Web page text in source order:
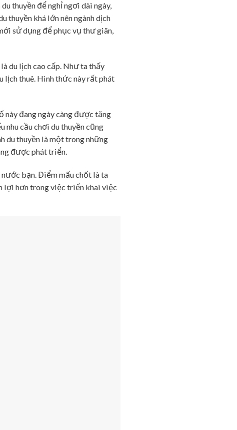
thuyền để nghỉ ngơi dài ngày,
thuyền khá lớn nên ngành dịch
sử dụng để phục vụ thư giãn,
du lịch cao cấp. Như ta thấy
lịch thuê. Hình thức này rất phát
này đang ngày càng được tăng
nhu cầu chơi du thuyền cũng
du thuyền là một trong những
được phát triển.
bạn. Điểm mấu chốt là ta
lợi hơn trong việc triển khai việc